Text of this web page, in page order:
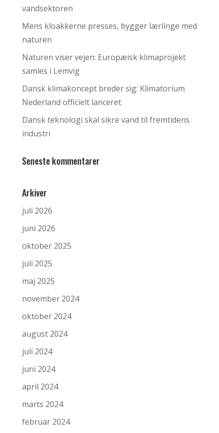
vandsektoren
Mens kloakkerne presses, bygger lærlinge med
naturen
Naturen viser vejen: Europæisk klimaprojekt
samles i Lemvig
Dansk klimakoncept breder sig: Klimatorium
Nederland officielt lanceret
Dansk teknologi skal sikre vand til fremtidens
industri
Seneste kommentarer
Arkiver
juli 2026
juni 2026
oktober 2025
juli 2025
maj 2025
november 2024
oktober 2024
august 2024
juli 2024
juni 2024
april 2024
marts 2024
februar 2024